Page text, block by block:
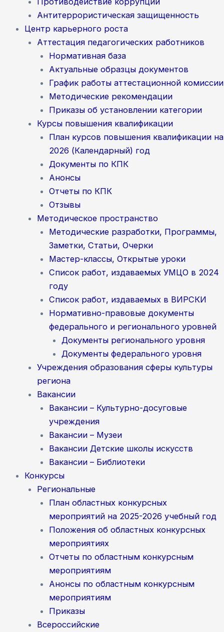
Антитеррористическая защищенность
Центр карьерного роста
Аттестация педагогических работников
Нормативная база
Актуальные образцы документов
График работы аттестационной комиссии
Методические рекомендации
Приказы об установлении категории
Курсы повышения квалификации
План курсов повышения квалификации на
2026 (Календарный) год
Документы по КПК
Анонсы
Отчеты по КПК
Отзывы
Методическое пространство
Методические разработки, Программы,
Заметки, Статьи, Очерки
Мастер-классы, Открытые уроки
Список работ, издаваемых УМЦО в 2024
году
Список работ, издаваемых в ВИРСКИ
Нормативно-правовые документы
федерального и регионального уровней
Документы регионального уровня
Документы федерального уровня
Учреждения образования сферы культуры
региона
Вакансии
Вакансии – Культурно-досуговые
учреждения
Вакансии – Музеи
Вакансии Детские школы искусств
Вакансии – Библиотеки
Конкурсы
Региональные
План областных конкурсных
мероприятий на 2025-2026 учебный год
Положения об областных конкурсных
мероприятиях
Отчеты по областным конкурсным
мероприятиям
Анонсы по областным конкурсным
мероприятиям
Приказы
Всероссийские